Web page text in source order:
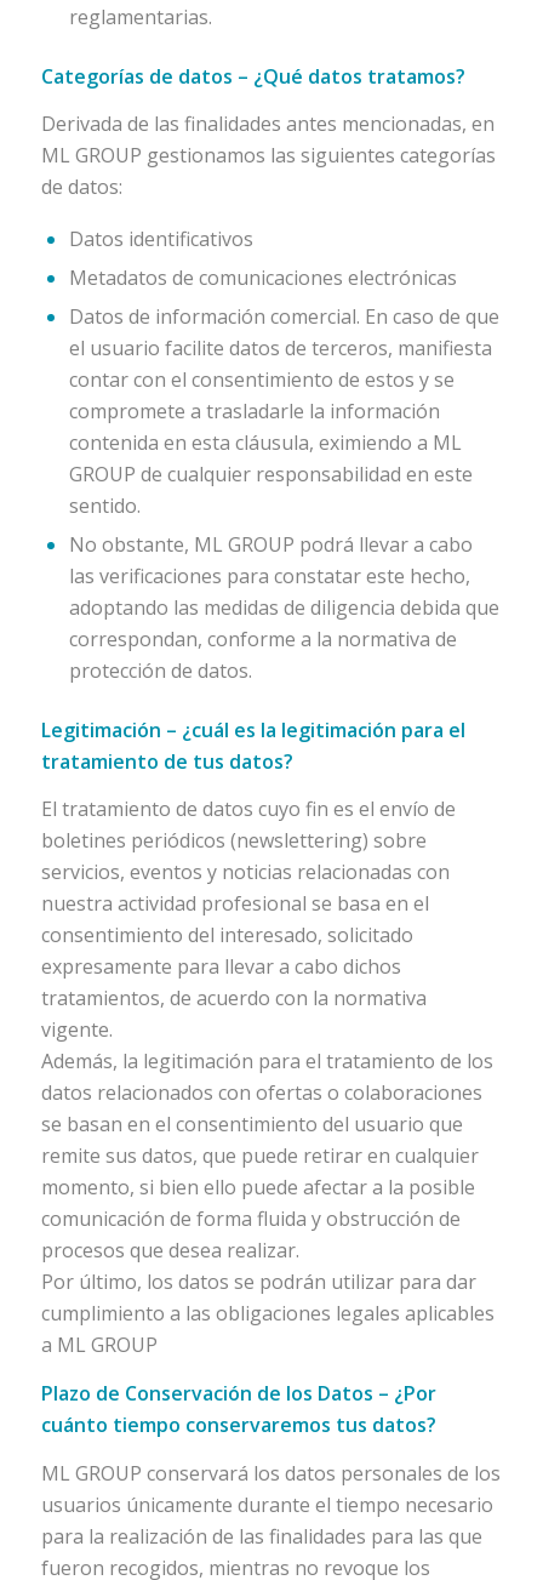
reglamentarias.
Categorías de datos – ¿Qué datos tratamos?
Derivada de las finalidades antes mencionadas, en
ML GROUP gestionamos las siguientes categorías
de datos:
Datos identificativos
Metadatos de comunicaciones electrónicas
Datos de información comercial. En caso de que
el usuario facilite datos de terceros, manifiesta
contar con el consentimiento de estos y se
compromete a trasladarle la información
contenida en esta cláusula, eximiendo a ML
GROUP de cualquier responsabilidad en este
sentido.
No obstante, ML GROUP podrá llevar a cabo
las verificaciones para constatar este hecho,
adoptando las medidas de diligencia debida que
correspondan, conforme a la normativa de
protección de datos.
Legitimación – ¿cuál es la legitimación para el
tratamiento de tus datos?
El tratamiento de datos cuyo fin es el envío de
boletines periódicos (newslettering) sobre
servicios, eventos y noticias relacionadas con
nuestra actividad profesional se basa en el
consentimiento del interesado, solicitado
expresamente para llevar a cabo dichos
tratamientos, de acuerdo con la normativa
vigente.
Además, la legitimación para el tratamiento de los
datos relacionados con ofertas o colaboraciones
se basan en el consentimiento del usuario que
remite sus datos, que puede retirar en cualquier
momento, si bien ello puede afectar a la posible
comunicación de forma fluida y obstrucción de
procesos que desea realizar.
Por último, los datos se podrán utilizar para dar
cumplimiento a las obligaciones legales aplicables
a ML GROUP
Plazo de Conservación de los Datos – ¿Por
cuánto tiempo conservaremos tus datos?
ML GROUP conservará los datos personales de los
usuarios únicamente durante el tiempo necesario
para la realización de las finalidades para las que
fueron recogidos, mientras no revoque los